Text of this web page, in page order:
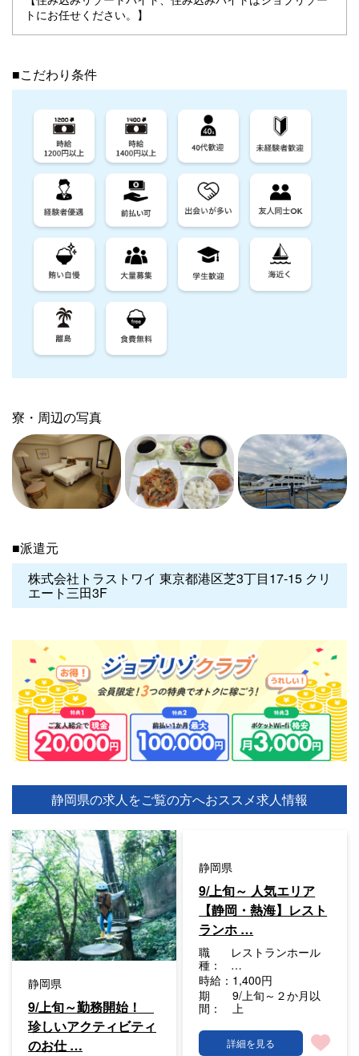
トにお任せください。】
■こだわり条件
寮・周辺の写真
■派遣元
株式会社トラストワイ 東京都港区芝3丁目17-15 クリ
エート三田3F
静岡県の求人をご覧の方へおススメ求人情報
静岡県
9/上旬～勤務開始！
珍しいアクティビティ
のお仕 …
静岡県
9/上旬～ 人気エリア
【静岡・熱海】レスト
ランホ …
職
種：
レストランホール
…
時給： 1,400円
期
間：
9/上旬～２か月以
上
詳細を見る